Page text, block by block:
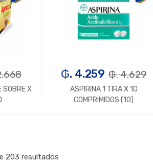
SOBRE X
₲. 4.259 ₲. 4.629
ASPIRINA 1 TIRA X 10
COMPRIMIDOS (10)
203 resultados